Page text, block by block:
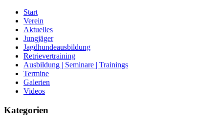
Start
Verein
Aktuelles
Jungjäger
Jagdhundeausbildung
Retrievertraining
Ausbildung | Seminare | Trainings
Termine
Galerien
Videos
Kategorien